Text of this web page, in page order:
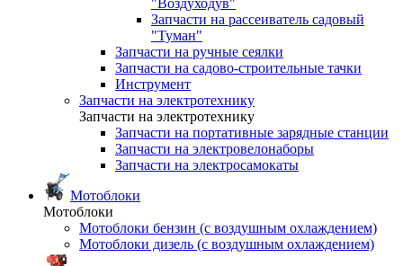
"Воздуходув"
Запчасти на рассеиватель садовый
"Туман"
Запчасти на ручные сеялки
Запчасти на садово-строительные тачки
Инструмент
Запчасти на электротехнику
Запчасти на электротехнику
Запчасти на портативные зарядные станции
Запчасти на электровелонаборы
Запчасти на электросамокаты
Мотоблоки
Мотоблоки
Мотоблоки бензин (с воздушным охлаждением)
Мотоблоки дизель (с воздушным охлаждением)